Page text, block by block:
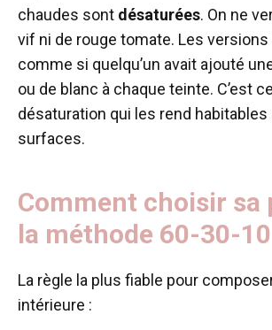
chaudes sont désaturées. On ne
vif ni de rouge tomate. Les
comme si quelqu’un avait ajouté
ou de blanc à chaque teinte. C’est
désaturation qui les rend
surfaces.
Comment choisir sa
la méthode 60-30-10
La règle la plus fiable pour
intérieure :